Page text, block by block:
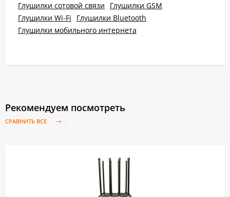
Глушилки сотовой связи
Глушилки GSM
Глушилки Wi-Fi
Глушилки Bluetooth
Глушилки мобильного интернета
Рекомендуем посмотреть
СРАВНИТЬ ВСЕ